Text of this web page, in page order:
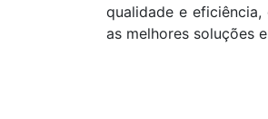
qualidade e
as melhores soluções